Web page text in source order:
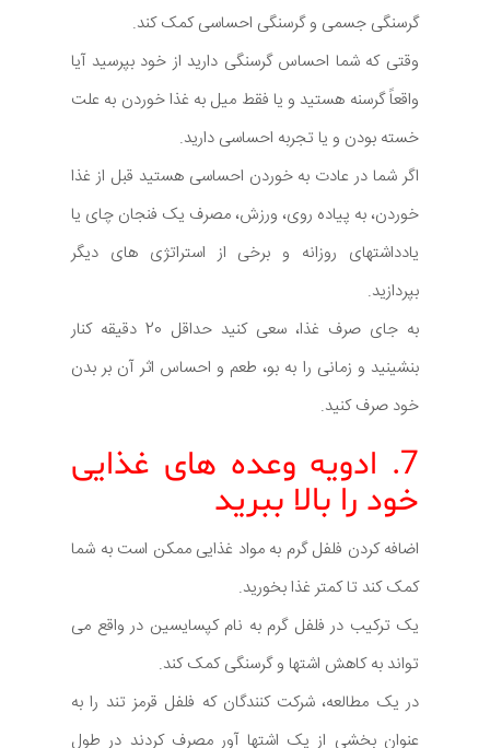
گرسنگی جسمی و گرسنگی احساسی کمک کند.
وقتی که شما احساس گرسنگی دارید از خود بپرسید آیا
واقعاً گرسنه هستید و یا فقط میل به غذا خوردن به علت
خسته بودن و یا تجربه احساسی دارید.
اگر شما در عادت به خوردن احساسی هستید قبل از غذا
خوردن، به پیاده روی، ورزش، مصرف یک فنجان چای یا
یادداشتهای روزانه و برخی از استراتژی های دیگر
بپردازید.
به جای صرف غذا، سعی کنید حداقل 20 دقیقه کنار
بنشینید و زمانی را به بو، طعم و احساس اثر آن بر بدن
خود صرف کنید.
7. ادویه وعده های غذایی
خود را بالا ببرید
اضافه کردن فلفل گرم به مواد غذایی ممکن است به شما
کمک کند تا کمتر غذا بخورید.
یک ترکیب در فلفل گرم به نام کپسایسین در واقع می
تواند به کاهش اشتها و گرسنگی کمک کند.
در یک مطالعه، شرکت کنندگان که فلفل قرمز تند را به
عنوان بخشی از یک اشتها آور مصرف کردند در طول